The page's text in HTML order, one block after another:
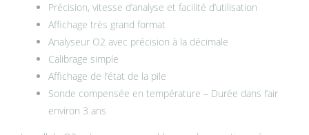
Précision, vitesse d’analyse et facilité d’utilisation
Affichage très grand format
Analyseur O2 avec précision à la décimale
Calibrage simple
Affichage de l’état de la pile
Sonde compensée en température – Durée dans l’air
environ 3 ans